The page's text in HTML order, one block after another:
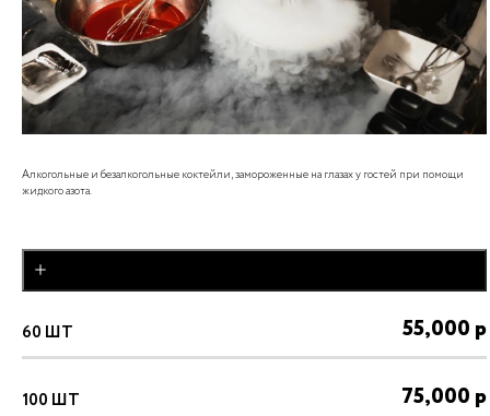
Алкогольные и безалкогольные коктейли, замороженные на глазах у гостей при помощи
жидкого азота.
60 ШТ 55,000 р
100 ШТ 75,000 р